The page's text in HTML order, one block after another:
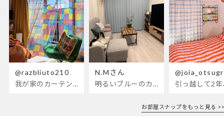
@razbliuto210
我が家のカーテンが新しくなりました🌼早起きが超絶苦手な私が、思わず朝カーテンを開けて光合成するようになったステンドグラスカーテン…！
N.Mさん
明るいブルーのカーテンで、部屋全体が明るく。白を基調とした部屋にぴったりです。
お部屋スナップをもっと見る >>